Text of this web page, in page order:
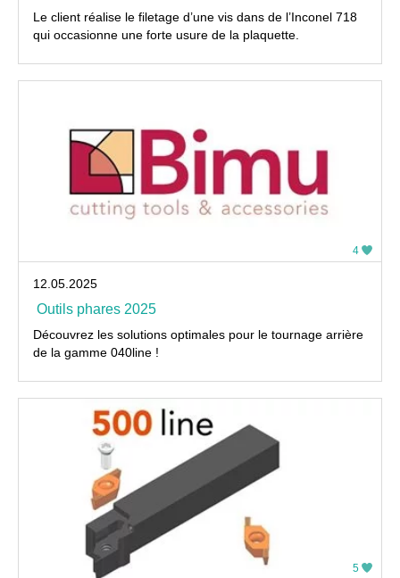
Le client réalise le filetage d’une vis dans de l’Inconel 718
qui occasionne une forte usure de la plaquette.
4
12.05.2025
Outils phares 2025
Découvrez les solutions optimales pour le tournage arrière
de la gamme 040line !
5